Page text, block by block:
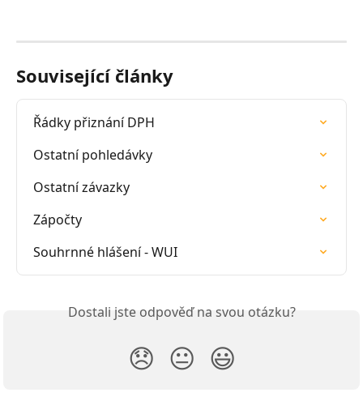
Související články
Řádky přiznání DPH
Ostatní pohledávky
Ostatní závazky
Zápočty
Souhrnné hlášení - WUI
Dostali jste odpověď na svou otázku?
😞 😐 😃